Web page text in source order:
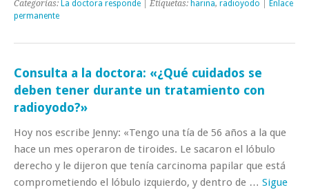
Categorías: La doctora responde | Etiquetas: harina, radioyodo
Enlace
permanente
Consulta a la doctora: «¿Qué cuidados se
deben tener durante un tratamiento con
radioyodo?»
Hoy nos escribe Jenny: «Tengo una tía de 56 años a la que
hace un mes operaron de tiroides. Le sacaron el lóbulo
derecho y le dijeron que tenía carcinoma papilar que está
comprometiendo el lóbulo izquierdo, y dentro de … Sigue